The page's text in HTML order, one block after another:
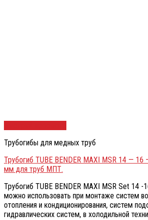
Трубогибы для медных труб
Трубогиб TUBE BENDER MAXI MSR 14 —
мм для труб МПТ.
Трубогиб TUBE BENDER MAXI MSR Set 14
можно использовать при монтаже систем
отопления и кондиционирования, систем
гидравлических систем, в холодильной